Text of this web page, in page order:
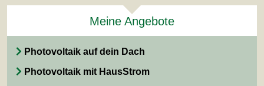
Meine Angebote
Photovoltaik auf dein Dach
Photovoltaik mit HausStrom